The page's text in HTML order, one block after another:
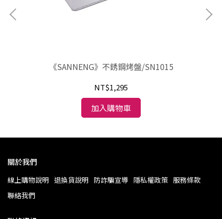
《SANNENG》不銹鋼烤盤/SN1015
NT$1,295
加入購物車
關於我們
線上購物說明 退換貨說明 防詐騙宣導 隱私權政策 服務條款
聯絡我們